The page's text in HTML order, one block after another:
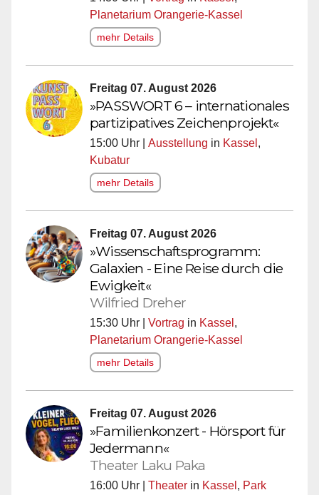
Planetarium Orangerie-Kassel
mehr Details
Freitag 07. August 2026
»PASSWORT 6 – internationales
partizipatives Zeichenprojekt«
15:00 Uhr | Ausstellung in Kassel ,
Kubatur
mehr Details
Freitag 07. August 2026
»Wissenschaftsprogramm:
Galaxien - Eine Reise durch die
Ewigkeit«
Wilfried Dreher
15:30 Uhr | Vortrag in Kassel ,
Planetarium Orangerie-Kassel
mehr Details
Freitag 07. August 2026
»Familienkonzert - Hörsport für
Jedermann«
Theater Laku Paka
16:00 Uhr | Theater in Kassel , Park